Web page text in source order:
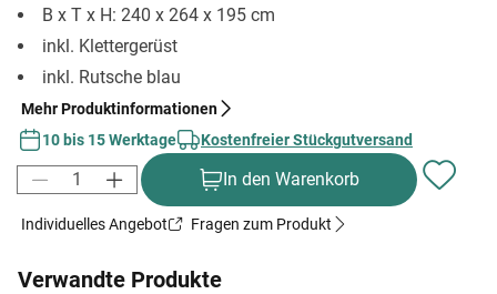
B x T x H: 240 x 264 x 195 cm
inkl. Klettergerüst
inkl. Rutsche blau
Mehr Produktinformationen
10 bis 15 Werktage
Kostenfreier Stückgutversand
In den Warenkorb
Individuelles Angebot Fragen zum Produkt
Verwandte Produkte